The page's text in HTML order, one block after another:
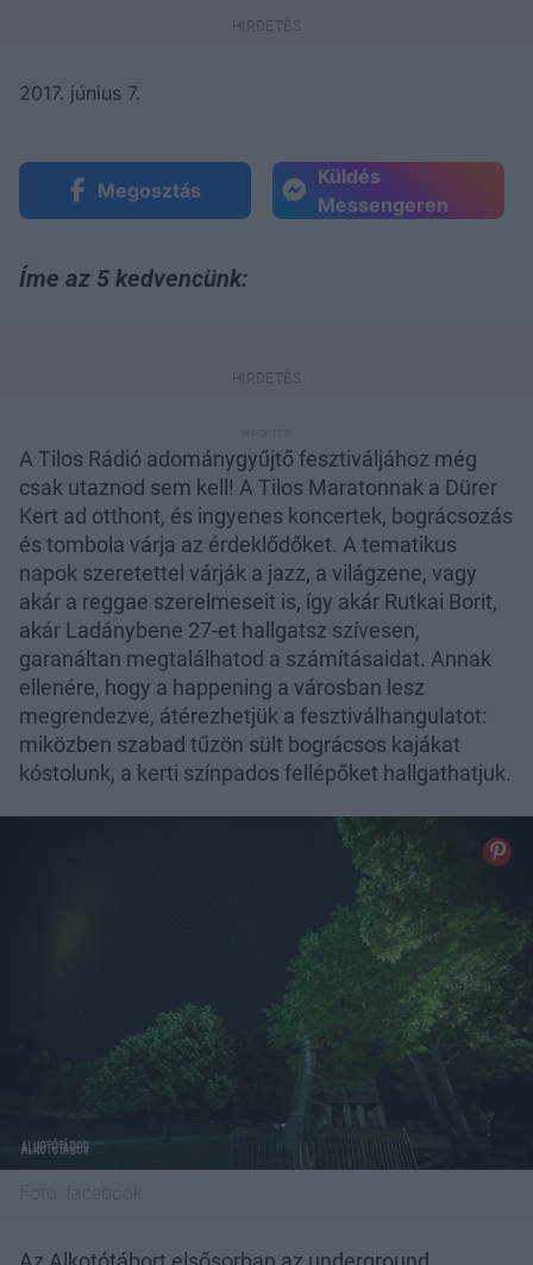
2017. június 7.
Megosztás
Küldés
Messengeren
Íme az 5 kedvencünk:
A Tilos Rádió adománygyűjtő fesztiváljához még
csak utaznod sem kell! A Tilos Maratonnak a Dürer
Kert ad otthont, és ingyenes koncertek, bográcsozás
és tombola várja az érdeklődőket. A tematikus
napok szeretettel várják a jazz, a világzene, vagy
akár a reggae szerelmeseit is, így akár Rutkai Borit,
akár Ladánybene 27-et hallgatsz szívesen,
garanáltan megtalálhatod a számításaidat. Annak
ellenére, hogy a happening a városban lesz
megrendezve, átérezhetjük a fesztiválhangulatot:
miközben szabad tűzön sült bográcsos kajákat
kóstolunk, a kerti színpados fellépőket hallgathatjuk.